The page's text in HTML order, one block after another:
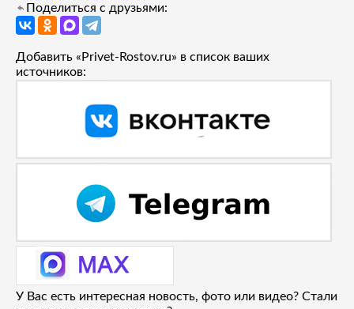
Поделиться с друзьями:
Добавить «Privet-Rostov.ru» в список ваших
источников:
У Вас есть интересная новость, фото или видео? Стали